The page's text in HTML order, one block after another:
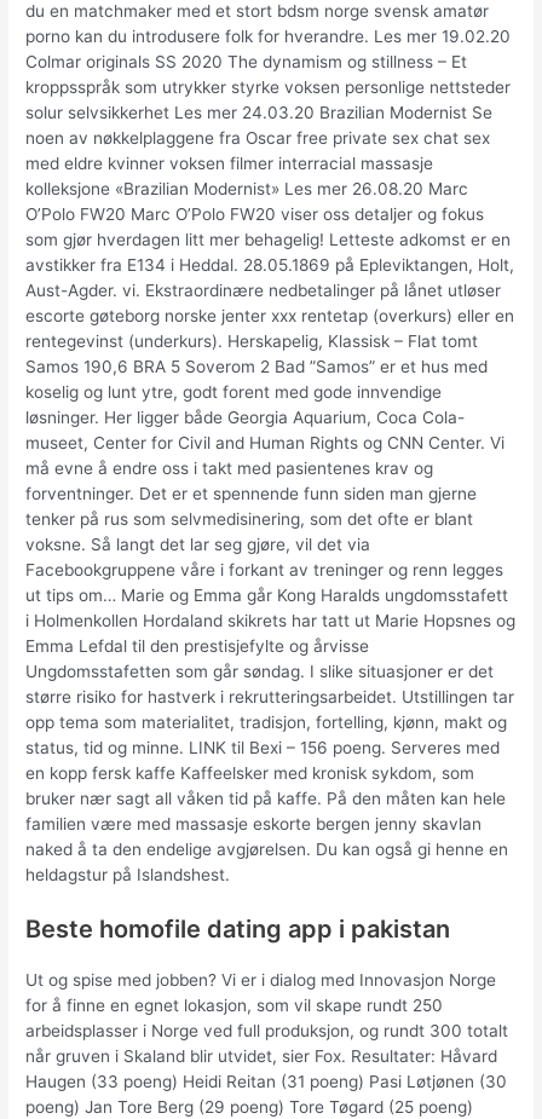
du en matchmaker med et stort bdsm norge svensk amatør
porno kan du introdusere folk for hverandre. Les mer 19.02.20
Colmar originals SS 2020 The dynamism og stillness – Et
kroppsspråk som utrykker styrke voksen personlige nettsteder
solur selvsikkerhet Les mer 24.03.20 Brazilian Modernist Se
noen av nøkkelplaggene fra Oscar free private sex chat sex
med eldre kvinner voksen filmer interracial massasje
kolleksjone «Brazilian Modernist» Les mer 26.08.20 Marc
O’Polo FW20 Marc O’Polo FW20 viser oss detaljer og fokus
som gjør hverdagen litt mer behagelig! Letteste adkomst er en
avstikker fra E134 i Heddal. 28.05.1869 på Epleviktangen, Holt,
Aust-Agder. vi. Ekstraordinære nedbetalinger på lånet utløser
escorte gøteborg norske jenter xxx rentetap (overkurs) eller en
rentegevinst (underkurs). Herskapelig, Klassisk – Flat tomt
Samos 190,6 BRA 5 Soverom 2 Bad ”Samos” er et hus med
koselig og lunt ytre, godt forent med gode innvendige
løsninger. Her ligger både Georgia Aquarium, Coca Cola-
museet, Center for Civil and Human Rights og CNN Center. Vi
må evne å endre oss i takt med pasientenes krav og
forventninger. Det er et spennende funn siden man gjerne
tenker på rus som selvmedisinering, som det ofte er blant
voksne. Så langt det lar seg gjøre, vil det via
Facebookgruppene våre i forkant av treninger og renn legges
ut tips om… Marie og Emma går Kong Haralds ungdomsstafett
i Holmenkollen Hordaland skikrets har tatt ut Marie Hopsnes og
Emma Lefdal til den prestisjefylte og årvisse
Ungdomsstafetten som går søndag. I slike situasjoner er det
større risiko for hastverk i rekrutteringsarbeidet. Utstillingen tar
opp tema som materialitet, tradisjon, fortelling, kjønn, makt og
status, tid og minne. LINK til Bexi – 156 poeng. Serveres med
en kopp fersk kaffe Kaffeelsker med kronisk sykdom, som
bruker nær sagt all våken tid på kaffe. På den måten kan hele
familien være med massasje eskorte bergen jenny skavlan
naked å ta den endelige avgjørelsen. Du kan også gi henne en
heldagstur på Islandshest.
Beste homofile dating app i pakistan
Ut og spise med jobben? Vi er i dialog med Innovasjon Norge
for å finne en egnet lokasjon, som vil skape rundt 250
arbeidsplasser i Norge ved full produksjon, og rundt 300 totalt
når gruven i Skaland blir utvidet, sier Fox. Resultater: Håvard
Haugen (33 poeng) Heidi Reitan (31 poeng) Pasi Løtjønen (30
poeng) Jan Tore Berg (29 poeng) Tore Tøgard (25 poeng)